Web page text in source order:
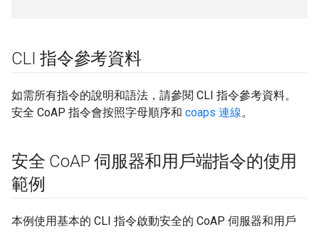
CLI 指令參考資料
如需所有指令的說明和語法，請參閱 CLI 指令參考資料。
安全 CoAP 指令會按照字母順序和 coaps 連線。
安全 CoAP 伺服器和用戶端指令的使用
範例
本例使用基本的 CLI 指令啟動安全的 CoAP 伺服器和用戶